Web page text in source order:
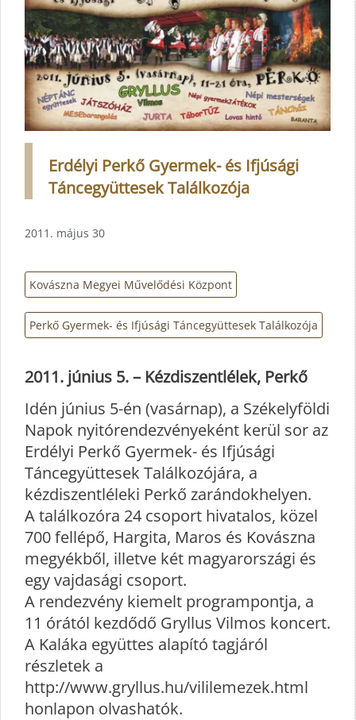
Erdélyi Perkő Gyermek- és Ifjúsági
Táncegyüttesek Találkozója
2011. május 30
Kovászna Megyei Művelődési Központ
Perkő Gyermek- és Ifjúsági Táncegyüttesek Találkozója
2011. június 5. – Kézdiszentlélek, Perkő
Idén június 5-én (vasárnap), a Székelyföldi
Napok nyitórendezvényeként kerül sor az
Erdélyi Perkő Gyermek- és Ifjúsági
Táncegyüttesek Találkozójára, a
kézdiszentléleki Perkő zarándokhelyen.
A találkozóra 24 csoport hivatalos, közel
700 fellépő, Hargita, Maros és Kovászna
megyékből, illetve két magyarországi és
egy vajdasági csoport.
A rendezvény kiemelt programpontja, a
11 órától kezdődő Gryllus Vilmos koncert.
A Kaláka együttes alapító tagjáról
részletek a
http://www.gryllus.hu/vililemezek.html
honlapon olvashatók.